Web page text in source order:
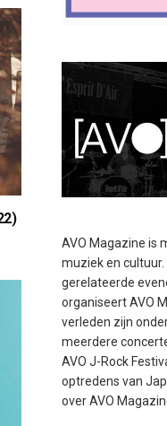
AVO Magazine is
muziek en
gerelateerde
organiseert AVO
verleden zijn
meerdere
AVO J-Rock
optredens van
over AVO